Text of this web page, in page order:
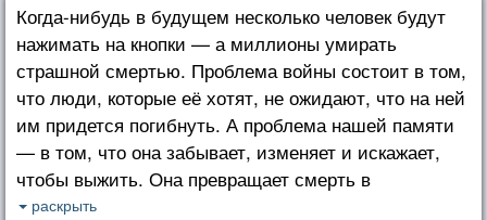
Когда-нибудь в будущем несколько человек будут
нажимать на кнопки — а миллионы умирать
страшной смертью. Проблема войны состоит в том,
что люди, которые её хотят, не ожидают, что на ней
им придется погибнуть. А проблема нашей памяти
— в том, что она забывает, изменяет и искажает,
чтобы выжить. Она превращает смерть в
приключение, если смерть тебя пощадила. Но
раскрыть